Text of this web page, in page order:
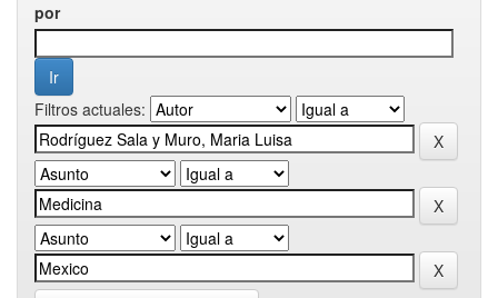
por
Filtros actuales: